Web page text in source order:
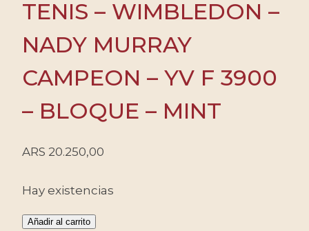
TENIS – WIMBLEDON –
NADY MURRAY
CAMPEON – YV F 3900
– BLOQUE – MINT
ARS 20.250,00
Hay existencias
GRAN
Añadir al carrito